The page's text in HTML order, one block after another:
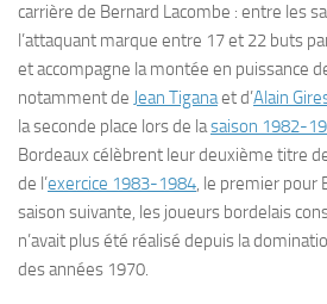
carrière de Bernard Lacombe : entre les
l’attaquant marque entre 17 et 22 buts
et accompagne la montée en puissance
notamment de Jean Tiganaet d’Alain
la seconde place lors de lasaison 1982-
Bordeaux célèbrent leur deuxième titre
de l’exercice 1983-1984, le premier pour
saison suivante, les joueurs bordelais
n’avait plus été réalisé depuis la
des années 1970.